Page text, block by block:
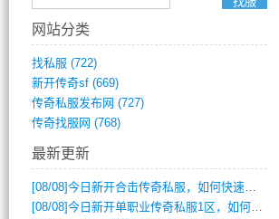
网站分类
找私服 (722)
新开传奇sf(669)
传奇私服发布网 (727)
传奇找服网 (768)
最新更新
[08/08]今日新开合击传奇私服，如何快速提升角色战力？
[08/08]今日新开单职业传奇私服1区，如何快速升级与获取顶级装备？